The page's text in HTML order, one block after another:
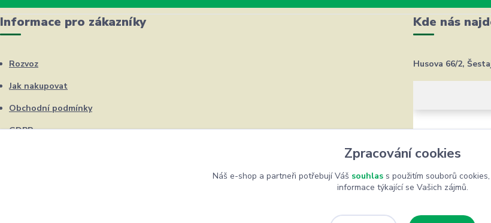
Informace pro zákazníky
Rozvoz
Jak nakupovat
Obchodní podmínky
GDPR
Kde nás
Husova 66/2,
Zpracování cookies
Náš e-shop a partneři potřebují Váš souhlass použitím souborů
informace týkající se Vašich zájmů.